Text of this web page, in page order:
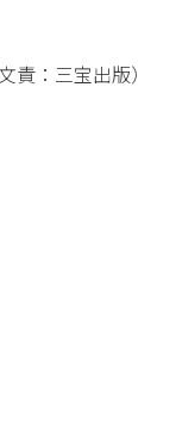
文責：三宝出版）